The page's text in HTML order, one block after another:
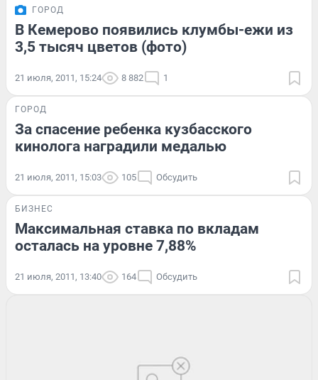
ГОРОД
В Кемерово появились клумбы-ежи из
3,5 тысяч цветов (фото)
21 июля, 2011, 15:24 8 882 1
ГОРОД
За спасение ребенка кузбасского
кинолога наградили медалью
21 июля, 2011, 15:03 105 Обсудить
БИЗНЕС
Максимальная ставка по вкладам
осталась на уровне 7,88%
21 июля, 2011, 13:40 164 Обсудить